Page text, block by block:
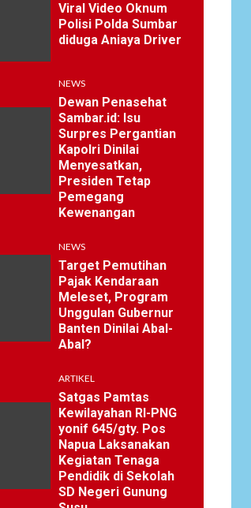
Viral Video Oknum
Polisi Polda Sumbar
diduga Aniaya Driver
NEWS
Dewan Penasehat
Sambar.id: Isu
Surpres Pergantian
Kapolri Dinilai
Menyesatkan,
Presiden Tetap
Pemegang
Kewenangan
NEWS
Target Pemutihan
Pajak Kendaraan
Meleset, Program
Unggulan Gubernur
Banten Dinilai Abal-
Abal?
ARTIKEL
Satgas Pamtas
Kewilayahan RI-PNG
yonif 645/gty. Pos
Napua Laksanakan
Kegiatan Tenaga
Pendidik di Sekolah
SD Negeri Gunung